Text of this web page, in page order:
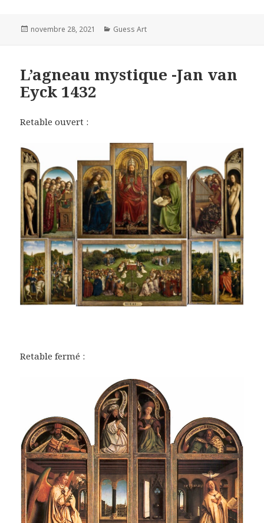
Posted
novembre 28, 2021 Categories
Guess Art
L’agneau mystique -Jan van
Eyck 1432
Retable ouvert :
Retable fermé :